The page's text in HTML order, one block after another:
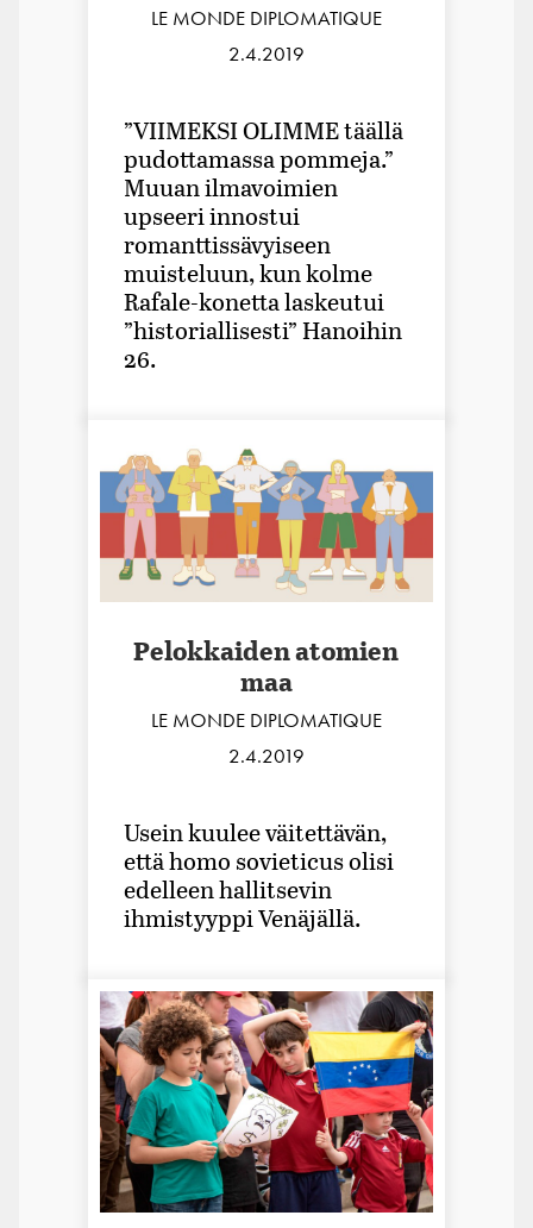
LE MONDE DIPLOMATIQUE
2.4.2019
”VIIMEKSI OLIMME täällä
pudottamassa pommeja.”
Muuan ilmavoimien
upseeri innostui
romanttissävyiseen
muisteluun, kun kolme
Rafale-konetta laskeutui
”historiallisesti” Hanoihin
26.
Pelokkaiden atomien
maa
LE MONDE DIPLOMATIQUE
2.4.2019
Usein kuulee väitettävän,
että homo sovieticus olisi
edelleen hallitsevin
ihmistyyppi Venäjällä.